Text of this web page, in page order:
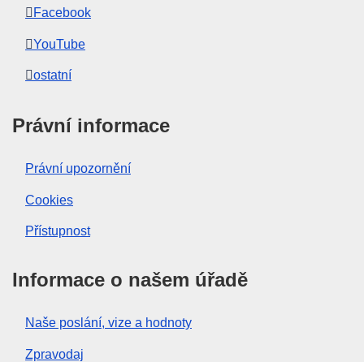
Facebook
YouTube
ostatní
Právní informace
Právní upozornění
Cookies
Přístupnost
Informace o našem úřadě
Naše poslání, vize a hodnoty
Zpravodaj